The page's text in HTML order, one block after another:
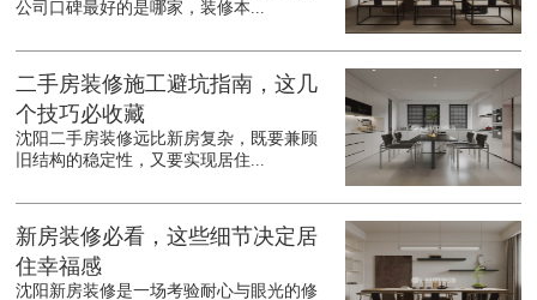
公司口碑最好的是哪家，装修本...
二手房装修施工避坑指南，这几
个技巧必收藏
沈阳二手房装修远比新房复杂，既要兼顾
旧结构的稳定性，又要实现居住...
新房装修必看，这些细节决定居
住幸福感
沈阳新房装修是一场考验耐心与眼光的修